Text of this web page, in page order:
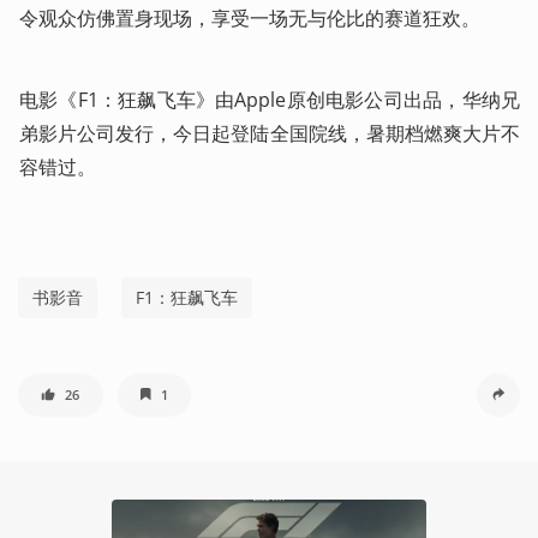
令观众仿佛置身现场，享受一场无与伦比的赛道狂欢。
电影《F1：狂飙飞车》由Apple原创电影公司出品，华纳兄
弟影片公司发行，今日起登陆全国院线，暑期档燃爽大片不
容错过。
书影音 F1：狂飙飞车
26 1